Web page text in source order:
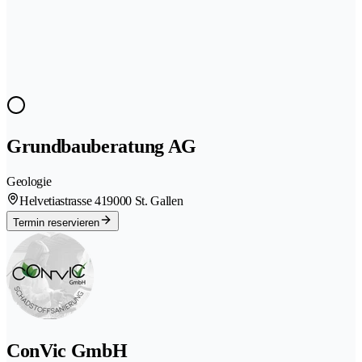
Grundbauberatung AG
Geologie
Helvetiastrasse 419000 St. Gallen
Termin reservieren
ConVic GmbH